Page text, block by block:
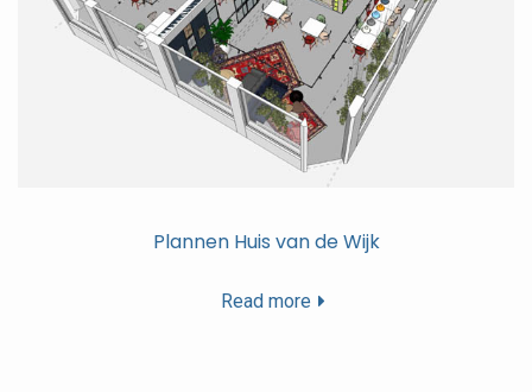
Plannen Huis van de Wijk
Read more